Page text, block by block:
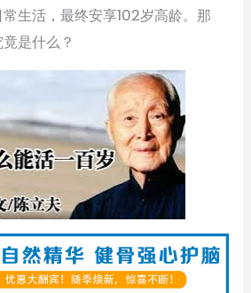
生活，最终安享102岁高龄。那
是什么？